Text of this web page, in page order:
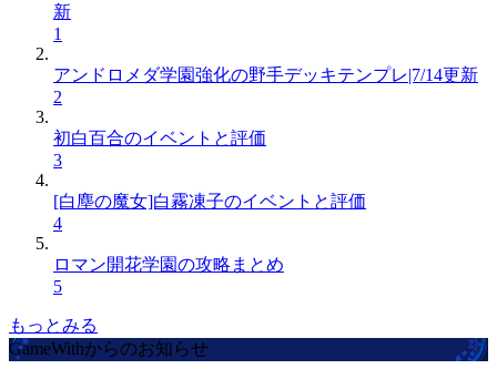
新
1
アンドロメダ学園強化の野手デッキテンプレ|7/14更新
2
初白百合のイベントと評価
3
[白塵の魔女]白霧凍子のイベントと評価
4
ロマン開花学園の攻略まとめ
5
もっとみる
GameWithからのお知らせ